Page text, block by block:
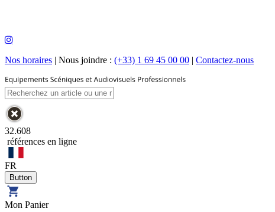
Nos horaires | Nous joindre : (+33) 1 69 45 00 00 | Contactez-nous
32.608
références en ligne
FR
Mon Panier